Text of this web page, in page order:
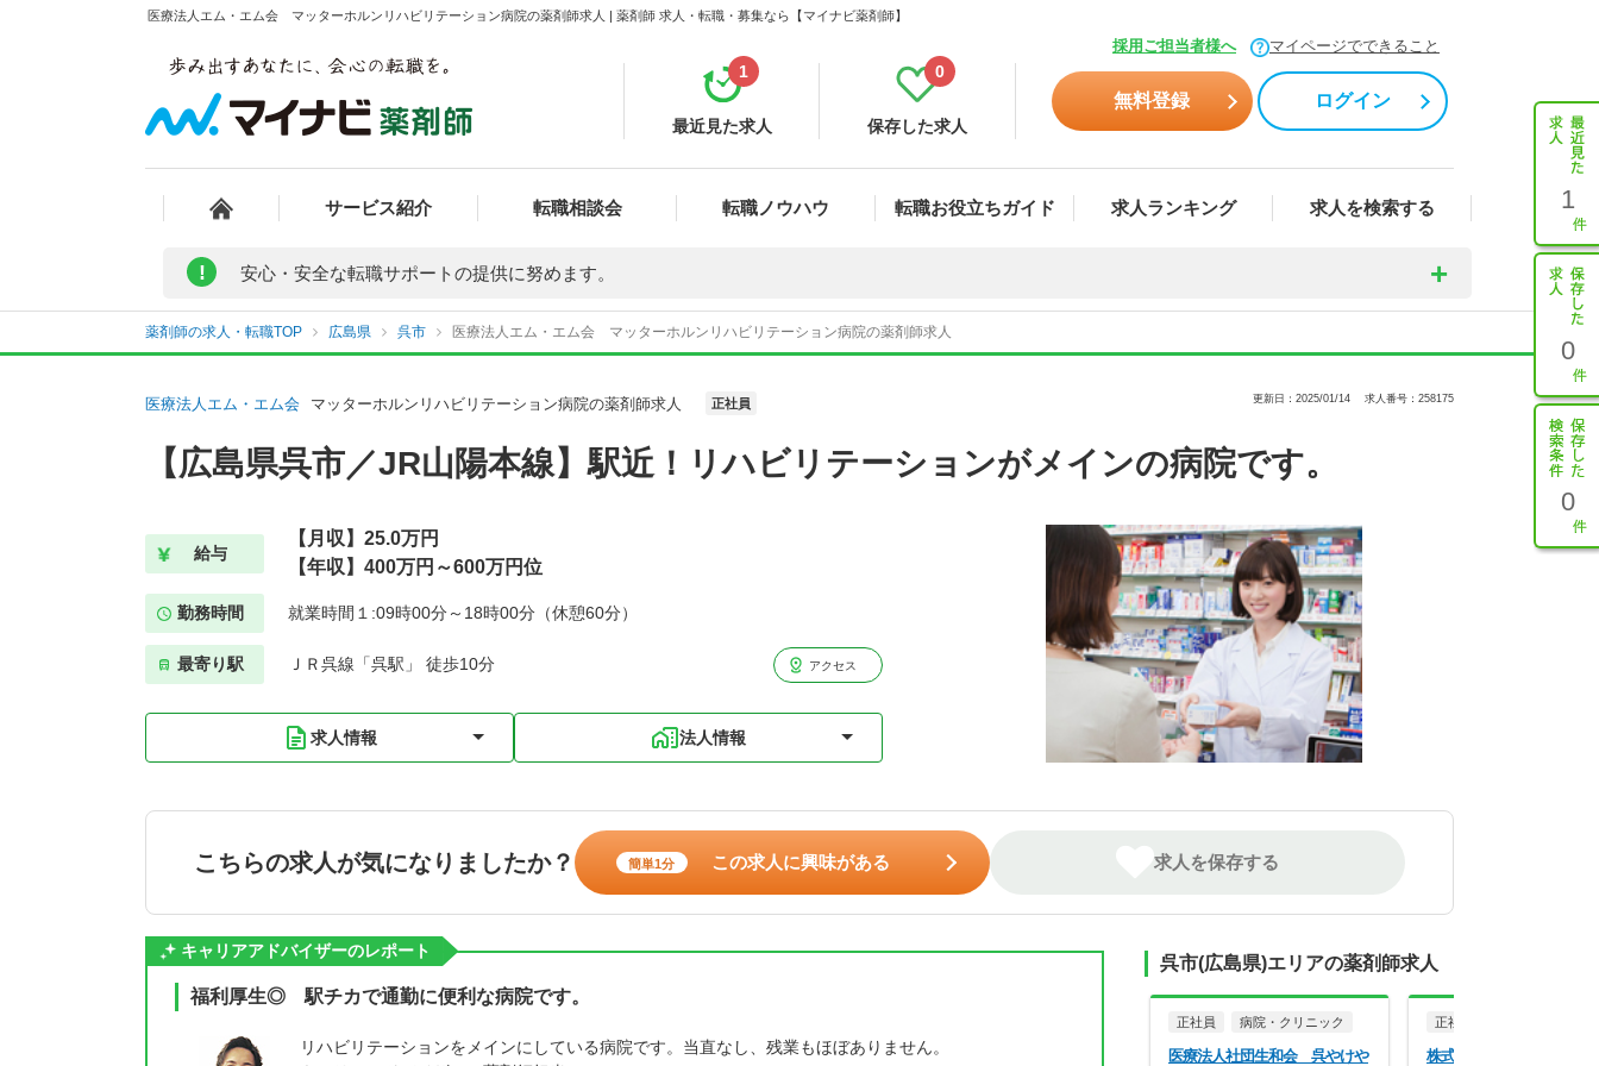
医療法人エム・エム会 マッターホルンリハビリテーション病院の薬剤師求人 | 薬剤師 求人・転職・募集なら【マイナビ薬剤師】
採用ご担当者様へ マイページでできること
最近見た求人
1
保存した求人
0
無料登録 ログイン
サービス紹介 転職相談会 転職ノウハウ 転職お役立ちガイド 求人ランキング 求人を検索する 1
0
0
! 安心・安全な転職サポートの提供に努めます。
薬剤師の求人・転職TOP 広島県 呉市 医療法人エム・エム会 マッターホルンリハビリテーション病院の薬剤師求人
医療法人エム・エム会 マッターホルンリハビリテーション病院の薬剤師求人 正社員 更新日：2025/01/14 求人番号：258175
【広島県呉市／JR山陽本線】駅近！リハビリテーションがメインの病院です。
給与
【月収】25.0万円
【年収】400万円～600万円位
勤務時間 就業時間１:09時00分～18時00分（休憩60分）
最寄り駅 ＪＲ呉線「呉駅」 徒歩10分 アクセス
求人情報 法人情報
こちらの求人が気になりましたか？ 簡単1分 この求人に興味がある 求人を保存する
キャリアアドバイザーのレポート
福利厚生◎ 駅チカで通勤に便利な病院です。
リハビリテーションをメインにしている病院です。当直なし、残業もほぼありません。
呉市(広島県)エリアの薬剤師求人
正社員 病院・クリニック
医療法人社団生和会 呉やけや
正社員
株式会社リライアンス